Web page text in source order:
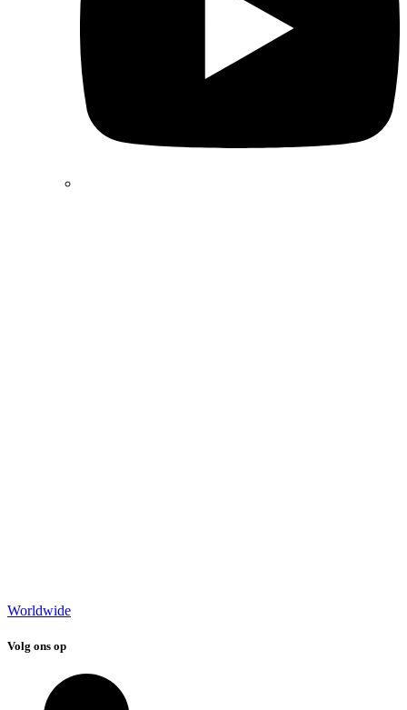
Worldwide
Volg ons op